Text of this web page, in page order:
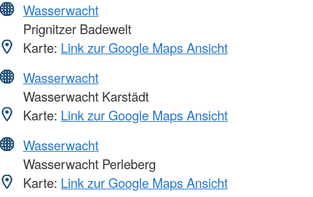
Wasserwacht
Prignitzer Badewelt
Karte: Link zur Google Maps Ansicht
Wasserwacht
Wasserwacht Karstädt
Karte: Link zur Google Maps Ansicht
Wasserwacht
Wasserwacht Perleberg
Karte: Link zur Google Maps Ansicht